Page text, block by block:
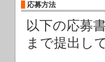
応募方法
以下の応募
まで提出し